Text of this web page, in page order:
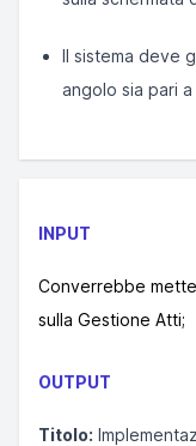
Il sistema deve
angolo sia pari
INPUT
Converrebbe
sulla Gestione Atti;
OUTPUT
Titolo: